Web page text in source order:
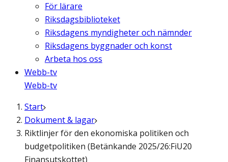
För lärare
Riksdagsbiblioteket
Riksdagens myndigheter och nämnder
Riksdagens byggnader och konst
Arbeta hos oss
Webb-tv
Webb-tv
Start
Dokument & lagar
Riktlinjer för den ekonomiska politiken och
budgetpolitiken (Betänkande 2025/26:FiU20
Finansutskottet)